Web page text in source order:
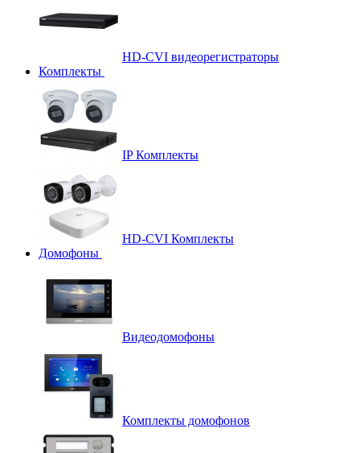
HD-CVI видеорегистраторы
Комплекты
IP Комплекты
HD-CVI Комплекты
Домофоны
Видеодомофоны
Комплекты домофонов